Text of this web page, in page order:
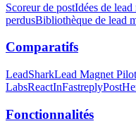
Scoreur de postIdées de lead
perdusBibliothèque de lead
Comparatifs
LeadSharkLead Magnet Pilot
LabsReactInFastreply
Fonctionnalités